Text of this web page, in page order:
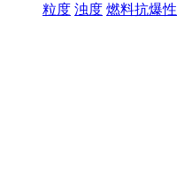
粒度 浊度 燃料抗爆性